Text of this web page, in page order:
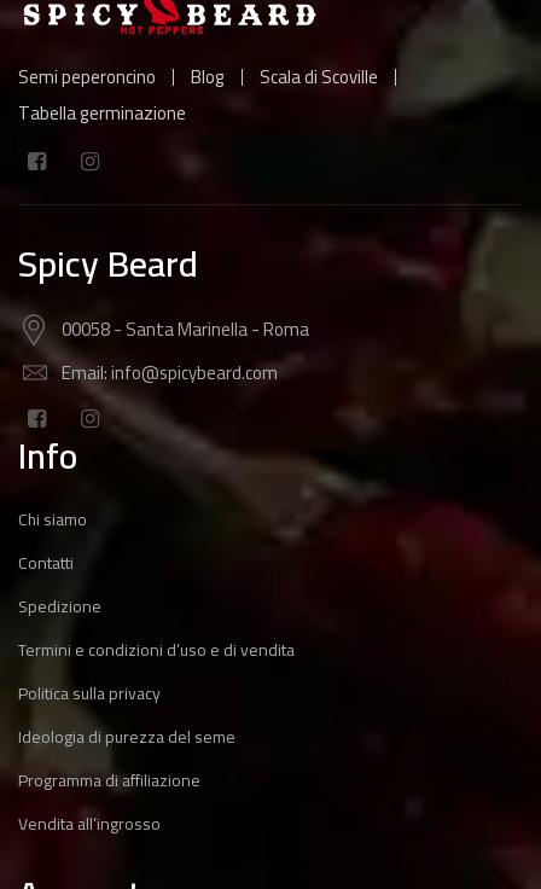
Semi peperoncino Blog
Scala di Scoville
Tabella germinazione
Spicy Beard
00058 - Santa Marinella - Roma
Email: info@spicybeard.com
Info
Chi siamo
Contatti
Spedizione
Termini e condizioni d’uso e di vendita
Politica sulla privacy
Ideologia di purezza del seme
Programma di affiliazione
Vendita all’ingrosso